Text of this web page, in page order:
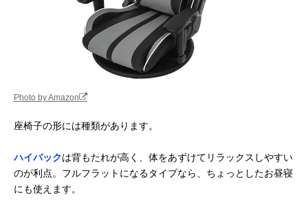
タンスのゲン へた
りにくいポケット
コイル 座椅子
15210040
ポケットコイル＆
立体クッション採
用モデル
AKRacing 極坐 V2
ゲーミング座椅子
楽に向きを変えら
れる回転式ゲーミ
Amazonで見る
‎山善(YAMAZEN)
優しい座椅子
Amazonで見る
セルタン
(Cellutane) 食パン
おいしそうでかわ
いいデザインが魅
幅45×奥行54～
87×高さ11～
Photo by Amazon
座椅子の形には種類があります。
ハイバックは背もたれが高く、体をあずけてリラックスしやすい
のが利点。フルフラットになるタイプなら、ちょっとしたお昼寝
にも使えます。